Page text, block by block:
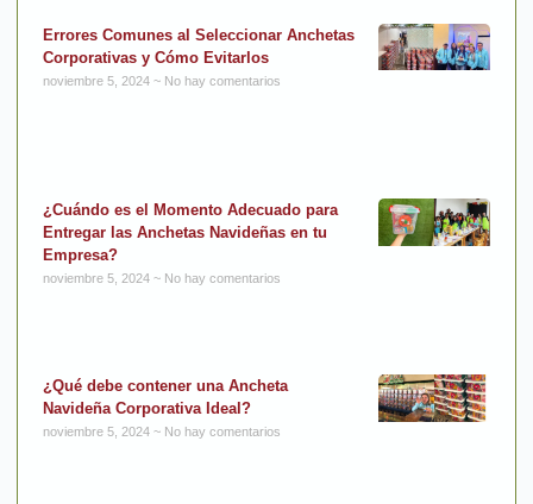
Errores Comunes al Seleccionar Anchetas
Corporativas y Cómo Evitarlos
noviembre 5, 2024 No hay comentarios
¿Cuándo es el Momento Adecuado para
Entregar las Anchetas Navideñas en tu
Empresa?
noviembre 5, 2024 No hay comentarios
¿Qué debe contener una Ancheta
Navideña Corporativa Ideal?
noviembre 5, 2024 No hay comentarios